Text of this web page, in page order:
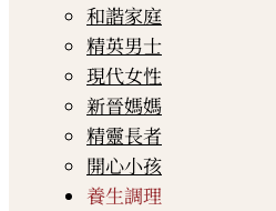
和諧家庭
精英男士
現代女性
新晉媽媽
精靈長者
開心小孩
養生調理